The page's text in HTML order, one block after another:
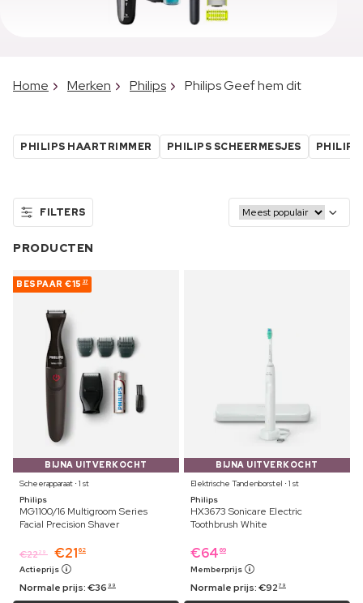
Home Merken Philips Philips Geef hem dit
PHILIPS HAARTRIMMER PHILIPS SCHEERMESJES PHILIPS
FILTERS
PRODUCTEN
BESPAAR €15 37
BIJNA UITVERKOCHT
Scheerapparaat ⋅ 1 st
Philips
MG1100/16 Multigroom Series
Facial Precision Shaver
€2229 €21 62
Actieprijs
Normale prijs:€36 99
BIJNA UITVERKOCHT
Elektrische Tandenborstel ⋅ 1 st
Philips
HX3673 Sonicare Electric
Toothbrush White
€64 69
Memberprijs
Normale prijs:€92 79